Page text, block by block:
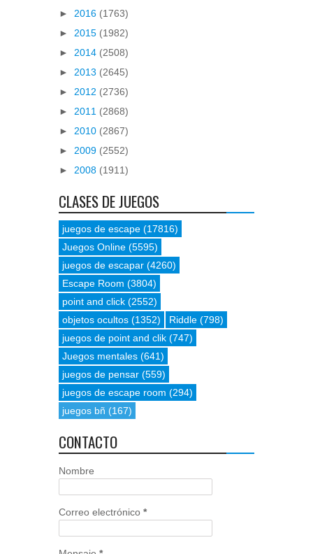
► 2016 (1763)
► 2015 (1982)
► 2014 (2508)
► 2013 (2645)
► 2012 (2736)
► 2011 (2868)
► 2010 (2867)
► 2009 (2552)
► 2008 (1911)
CLASES DE JUEGOS
juegos de escape (17816)
Juegos Online (5595)
juegos de escapar (4260)
Escape Room (3804)
point and click (2552)
objetos ocultos (1352) Riddle (798)
juegos de point and clik (747)
Juegos mentales (641)
juegos de pensar (559)
juegos de escape room (294)
juegos bñ (167)
CONTACTO
Nombre
Correo electrónico *